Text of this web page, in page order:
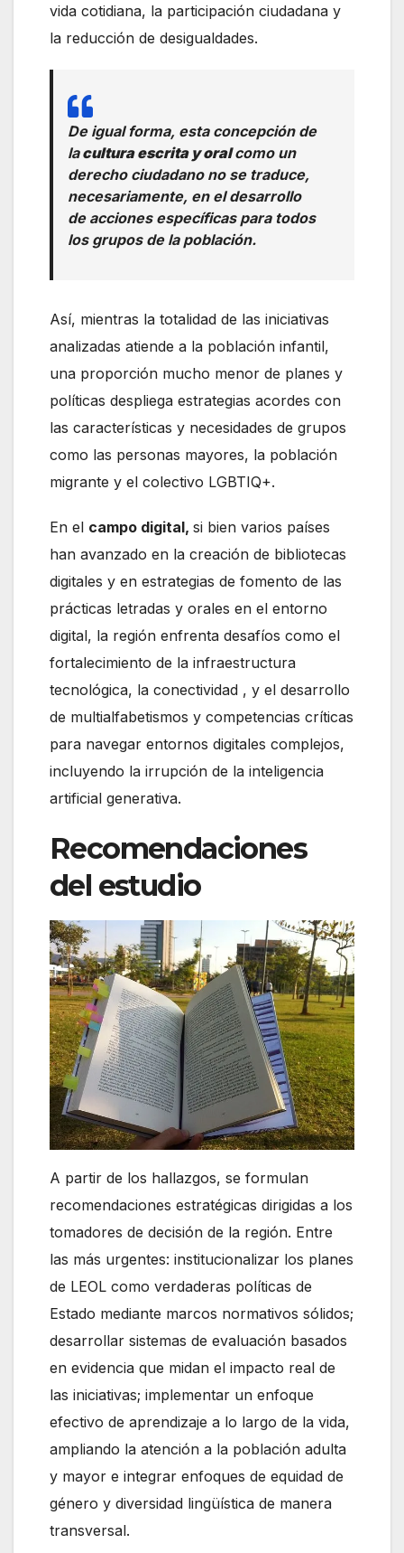
vida cotidiana, la participación ciudadana y
la reducción de desigualdades.
De igual forma, esta concepción de
lacultura escrita y oralcomo un
derecho ciudadano no se traduce,
necesariamente, en el desarrollo
de acciones específicas para todos
los grupos de la población.
Así, mientras la totalidad de las iniciativas
analizadas atiende a la población infantil,
una proporción mucho menor de planes y
políticas despliega estrategias acordes con
las características y necesidades de grupos
como las personas mayores, la población
migrante y el colectivo LGBTIQ+.
En el campo digital, si bien varios países
han avanzado en la creación de bibliotecas
digitales y en estrategias de fomento de las
prácticas letradas y orales en el entorno
digital, la región enfrenta desafíos como el
fortalecimiento de la infraestructura
tecnológica, la conectividad , y el desarrollo
de multialfabetismos y competencias críticas
para navegar entornos digitales complejos,
incluyendo la irrupción de la inteligencia
artificial generativa.
Recomendaciones
del estudio
A partir de los hallazgos, se formulan
recomendaciones estratégicas dirigidas a los
tomadores de decisión de la región. Entre
las más urgentes: institucionalizar los planes
de LEOL como verdaderas políticas de
Estado mediante marcos normativos sólidos;
desarrollar sistemas de evaluación basados
en evidencia que midan el impacto real de
las iniciativas; implementar un enfoque
efectivo de aprendizaje a lo largo de la vida,
ampliando la atención a la población adulta
y mayor e integrar enfoques de equidad de
género y diversidad lingüística de manera
transversal.